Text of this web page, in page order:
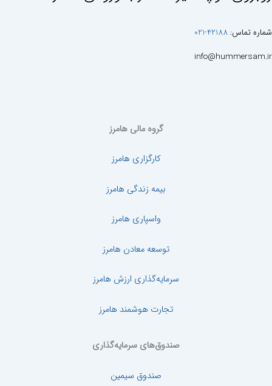
شماره تماس: 42188-021
info@hummersam.ir
گروه مالی هامرز
کارگزاری هامرز
بیمه زندگی هامرز
واسپاری هامرز
توسعه معادن هامرز
سرمایه‌گذاری ارزش هامرز
تجارت هوشمند هامرز
صندوق‌های سرمایه‌گذاری
صندوق سیمین